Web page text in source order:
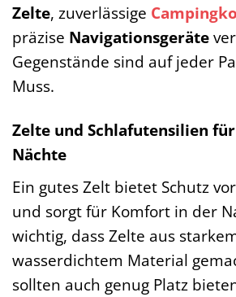
Zelte, zuverlässige
präzise Navigationsgeräte
Gegenstände sind auf jeder
Muss.
Zelte und Schlafutensilien
Nächte
Ein gutes Zelt bietet Schutz
und sorgt für Komfort in der
wichtig, dass Zelte aus
wasserdichtem Material
sollten auch genug Platz